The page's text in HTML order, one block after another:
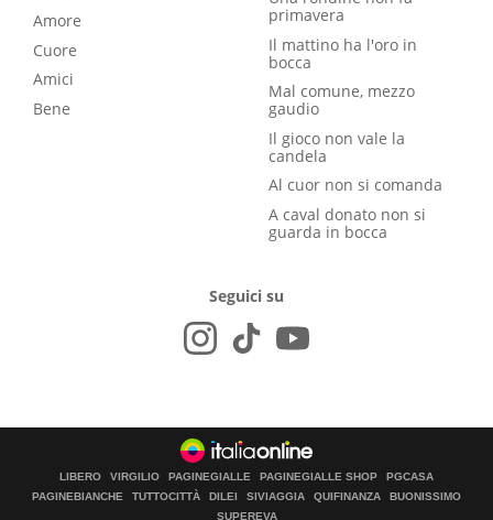
Amore
Cuore
Amici
Bene
primavera
Il mattino ha l'oro in
bocca
Mal comune, mezzo
gaudio
Il gioco non vale la
candela
Al cuor non si comanda
A caval donato non si
guarda in bocca
Seguici su
LIBERO VIRGILIO PAGINEGIALLE PAGINEGIALLE SHOP
PGCASA
PAGINEBIANCHE
TUTTOCITTÀ DILEI SIVIAGGIA QUIFINANZA
BUONISSIMO
SUPEREVA